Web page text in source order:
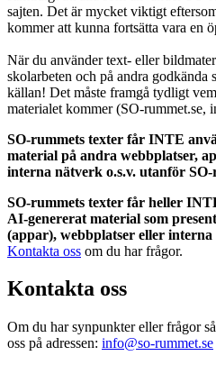
sajten. Det är mycket viktigt
kommer att kunna fortsätta vara en
När du använder text- eller
skolarbeten och på andra godkända
källan! Det måste framgå tydligt
materialet kommer (SO-rummet.se,
SO-rummets texter får INTE
material på andra webbplatser,
interna nätverk o.s.v. utanför
SO-rummets texter får heller
AI-genererat material som
(appar), webbplatser eller
Kontakta oss om du har frågor.
Kontakta oss
Om du har synpunkter eller frågor
oss på adressen: info@so-rummet.se